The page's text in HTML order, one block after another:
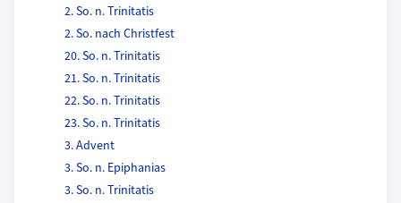
2. So. n. Trinitatis
2. So. nach Christfest
20. So. n. Trinitatis
21. So. n. Trinitatis
22. So. n. Trinitatis
23. So. n. Trinitatis
3. Advent
3. So. n. Epiphanias
3. So. n. Trinitatis